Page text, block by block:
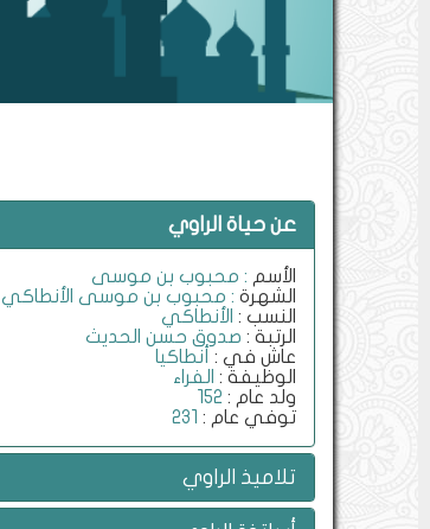
عن حياة الراوي
الأسم : محبوب بن موسى
الشهرة : محبوب بن موسى الأنطاكي
النسب : الأنطاكي
الرتبة : صدوق حسن الحديث
عاش في :
أنطاكيا
الوظيفة : الفراء
ولد عام : 152
توفي عام : 231
تلاميذ الراوي